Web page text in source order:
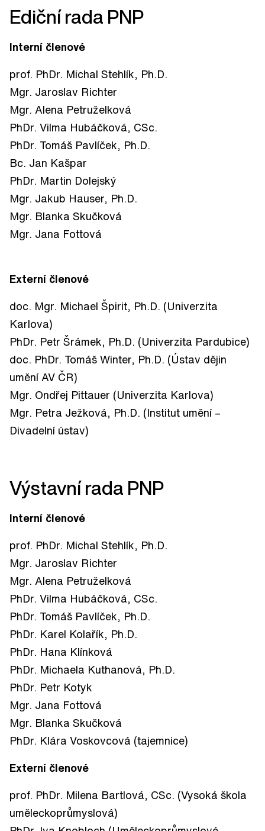
Ediční rada PNP
Interní členové
prof. PhDr. Michal Stehlík, Ph.D.
Mgr. Jaroslav Richter
Mgr. Alena Petruželková
PhDr. Vilma Hubáčková, CSc.
PhDr. Tomáš Pavlíček, Ph.D.
Bc. Jan Kašpar
PhDr. Martin Dolejský
Mgr. Jakub Hauser, Ph.D.
Mgr. Blanka Skučková
Mgr. Jana Fottová
Externí členové
doc. Mgr. Michael Špirit, Ph.D. (Univerzita
Karlova)
PhDr. Petr Šrámek, Ph.D. (Univerzita Pardubice)
doc. PhDr. Tomáš Winter, Ph.D. (Ústav dějin
umění AV ČR)
Mgr. Ondřej Pittauer (Univerzita Karlova)
Mgr. Petra Ježková, Ph.D. (Institut umění –
Divadelní ústav)
Výstavní rada PNP
Interní členové
prof. PhDr. Michal Stehlík, Ph.D.
Mgr. Jaroslav Richter
Mgr. Alena Petruželková
PhDr. Vilma Hubáčková, CSc.
PhDr. Tomáš Pavlíček, Ph.D.
PhDr. Karel Kolařík, Ph.D.
PhDr. Hana Klínková
PhDr. Michaela Kuthanová, Ph.D.
PhDr. Petr Kotyk
Mgr. Jana Fottová
Mgr. Blanka Skučková
PhDr. Klára Voskovcová (tajemnice)
Externí členové
prof. PhDr. Milena Bartlová, CSc. (Vysoká škola
uměleckoprůmyslová)